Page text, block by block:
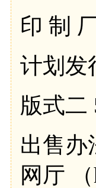
印 制
计划发
版式二
出售办
网厅